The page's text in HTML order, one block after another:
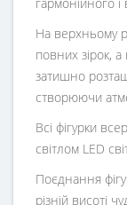
На верхньому
повних зірок,
затишно
створюючи
Всі фігурки
світлом LED
Поєднання
різній висоті